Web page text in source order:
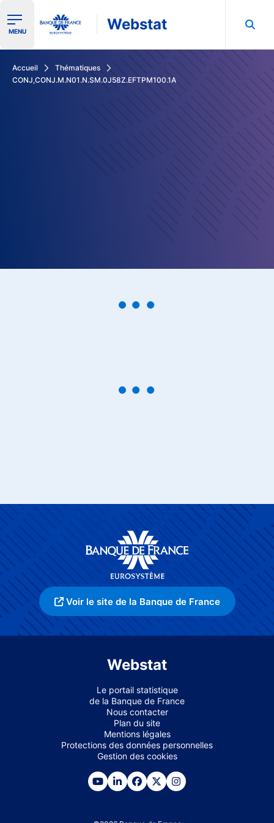
Ouvrir le menu de navigation
MENU Webstat
Accueil
Thématiques
CONJ,CONJ.M.N01.N.SM.0J58Z.EFTPM100.1A
Voir le site de la Banque de France
Webstat
Le portail statistique
de la Banque de France
Nous contacter
Plan du site
Mentions légales
Protections des données personnelles
Gestion des cookies